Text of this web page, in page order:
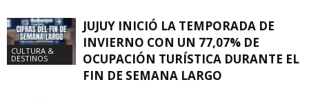
CULTURA &
DESTINOS
JUJUY INICIÓ LA TEMPORADA DE
INVIERNO CON UN 77,07% DE
OCUPACIÓN TURÍSTICA DURANTE EL
FIN DE SEMANA LARGO